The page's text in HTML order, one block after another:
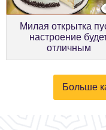
Милая открытка
настроение
отличным
Больше